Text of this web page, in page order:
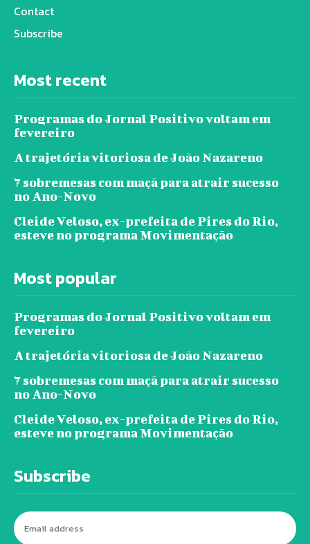
Contact
Subscribe
Most recent
Programas do Jornal Positivo voltam em
fevereiro
A trajetória vitoriosa de João Nazareno
7 sobremesas com maçã para atrair sucesso
no Ano-Novo
Cleide Veloso, ex-prefeita de Pires do Rio,
esteve no programa Movimentação
Most popular
Programas do Jornal Positivo voltam em
fevereiro
A trajetória vitoriosa de João Nazareno
7 sobremesas com maçã para atrair sucesso
no Ano-Novo
Cleide Veloso, ex-prefeita de Pires do Rio,
esteve no programa Movimentação
Subscribe